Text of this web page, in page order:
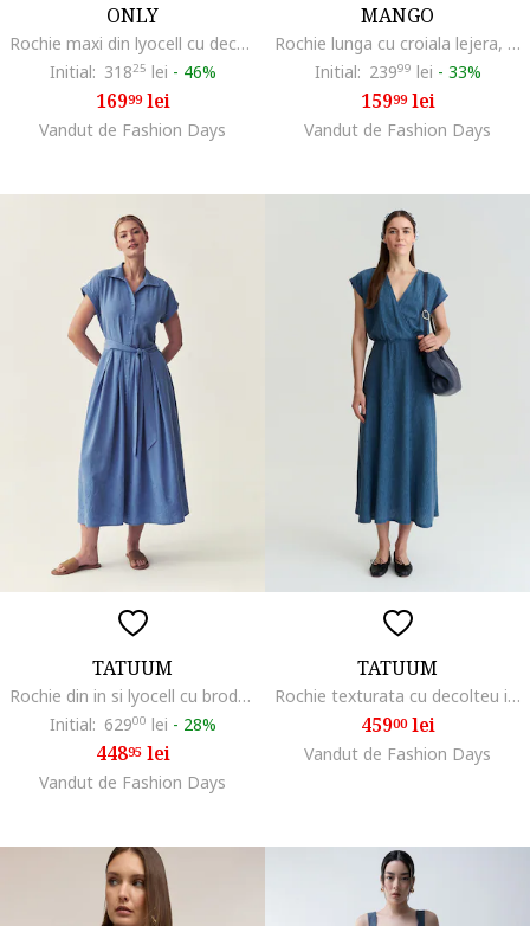
ONLY
Rochie maxi din lyocell cu decolteu in V Charis, Albastru glaciar
Initial: 31825 lei - 46%
16999lei
Vandut de Fashion Days
MANGO
Rochie lunga cu croiala lejera, Albastru
Initial: 23999 lei - 33%
15999lei
Vandut de Fashion Days
TATUUM
Rochie din in si lyocell cu broderie, Albastru deschis
Initial: 62900 lei - 28%
44895lei
Vandut de Fashion Days
TATUUM
Rochie texturata cu decolteu in V, Albastru oceanic,
45900lei
Vandut de Fashion Days